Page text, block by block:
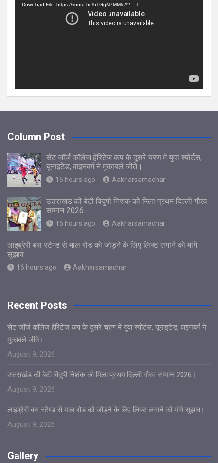
Download File: https://youtu.be/hTGgM7MMlcA?_=1
Column Post
सेंट जॉर्ज कॉलेज हेरिटेज कप के दूसरे चरण में युवा स्पोर्टस,
यूनाइटेड, वाइनबर्ग ने मुकाबले जीते।
15 hours ago Aakharsamachar
उत्तराखंड की बेटी विदुषी निशंक को मिला प्रथम दिल्ली गौरव
सम्मान 2026।
15 hours ago Aakharsamachar
लाइब्रेरी बस स्टैण्ड से माल रोड को जोड़ने के लिए लिफ्ट लगाने को मांगे
सुझाव।
16 hours ago Aakharsamachar
Recent Posts
सेंट जॉर्ज कॉलेज हेरिटेज कप के दूसरे चरण में युवा स्पोर्टस, यूनाइटेड, वाइनबर्ग ने
मुकाबले जीते।
August 9, 2026
उत्तराखंड की बेटी विदुषी निशंक को मिला प्रथम दिल्ली गौरव सम्मान 2026।
August 9, 2026
लाइब्रेरी बस स्टैण्ड से माल रोड को जोड़ने के लिए लिफ्ट लगाने को मांगे सुझाव।
August 9, 2026
Gallery